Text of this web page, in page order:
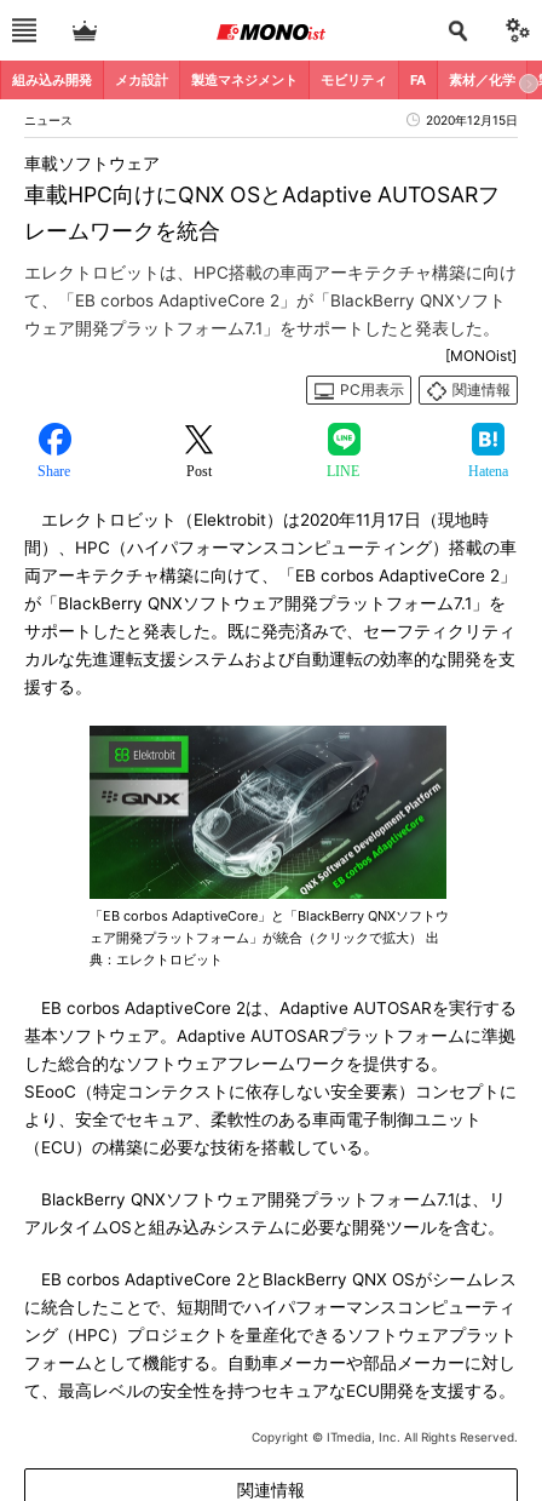
組み込み開発 メカ設計 製造マネジメント モビリティ FA 素材／化学
ニュース 2020年12月15日
車載HPC向けにQNX OSとAdaptive AUTOSARフ
レームワークを統合
車載ソフトウェア
エレクトロビットは、HPC搭載の車両アーキテクチャ構築に向け
て、「EB corbos AdaptiveCore 2」が「BlackBerry QNXソフト
ウェア開発プラットフォーム7.1」をサポートしたと発表した。
[MONOist]
PC用表示
関連情報
Share Post LINE Hatena
エレクトロビット（Elektrobit）は2020年11月17日（現地時
間）、HPC（ハイパフォーマンスコンピューティング）搭載の車
両アーキテクチャ構築に向けて、「EB corbos AdaptiveCore 2」
が「BlackBerry QNXソフトウェア開発プラットフォーム7.1」を
サポートしたと発表した。既に発売済みで、セーフティクリティ
カルな先進運転支援システムおよび自動運転の効率的な開発を支
援する。
「EB corbos AdaptiveCore」と「BlackBerry QNXソフトウ
ェア開発プラットフォーム」が統合（クリックで拡大） 出
典：エレクトロビット
EB corbos AdaptiveCore 2は、Adaptive AUTOSARを実行する
基本ソフトウェア。Adaptive AUTOSARプラットフォームに準拠
した総合的なソフトウェアフレームワークを提供する。
SEooC（特定コンテクストに依存しない安全要素）コンセプトに
より、安全でセキュア、柔軟性のある車両電子制御ユニット
（ECU）の構築に必要な技術を搭載している。
BlackBerry QNXソフトウェア開発プラットフォーム7.1は、リ
アルタイムOSと組み込みシステムに必要な開発ツールを含む。
EB corbos AdaptiveCore 2とBlackBerry QNX OSがシームレス
に統合したことで、短期間でハイパフォーマンスコンピューティ
ング（HPC）プロジェクトを量産化できるソフトウェアプラット
フォームとして機能する。自動車メーカーや部品メーカーに対し
て、最高レベルの安全性を持つセキュアなECU開発を支援する。
Copyright © ITmedia, Inc. All Rights Reserved.
関連情報